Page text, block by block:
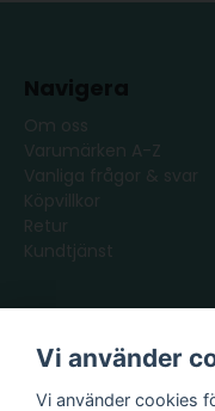
Om oss
Varumärken A-Z
Vanliga frågor & svar
Köpvillkor
Retur
Kundtjänst
Facebook
Instagram
Vi använder
Vi använder cookies